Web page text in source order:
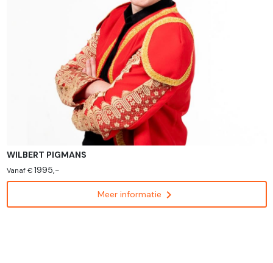
WILBERT PIGMANS
Vanaf € 1995,-
Meer informatie chevron_right